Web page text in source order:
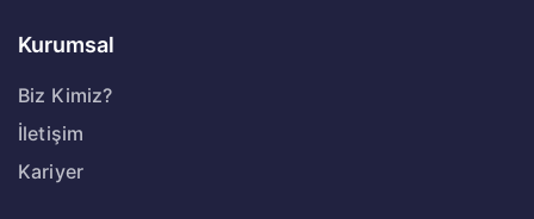
Kurumsal
Biz Kimiz?
İletişim
Kariyer